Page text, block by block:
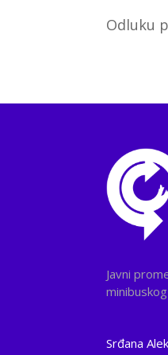
Odluku
Javni
Srđana